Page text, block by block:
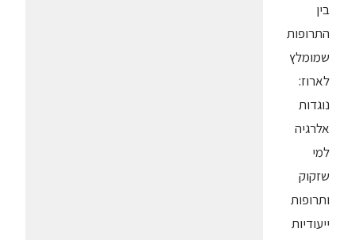
בין
התרופות
שמומלץ
לארוז:
נוגדות
אלרגיה
למי
שזקוק
ותרופות
ייעודיות